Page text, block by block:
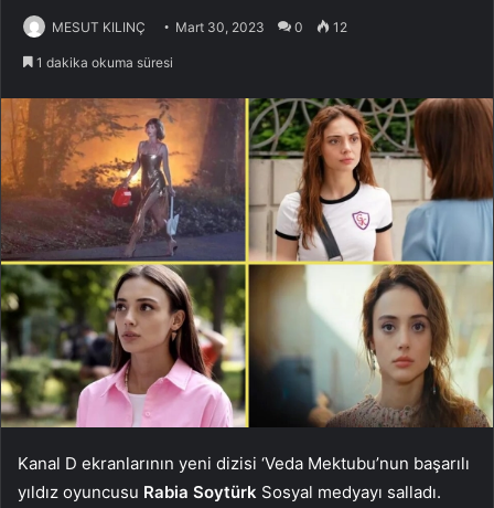
MESUT KILINÇ Mart 30, 2023 0 12
1 dakika okuma süresi
Kanal D ekranlarının yeni dizisi ‘Veda Mektubu’nun başarılı
yıldız oyuncusu Rabia Soytürk Sosyal medyayı salladı.